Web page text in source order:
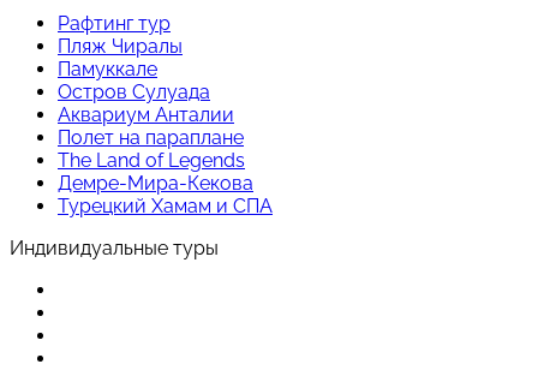
Рафтинг тур
Пляж Чиралы
Памуккале
Остров Сулуада
Аквариум Анталии
Полет на параплане
The Land of Legends
Демре-Мира-Кекова
Турецкий Хамам и СПА
Индивидуальные туры